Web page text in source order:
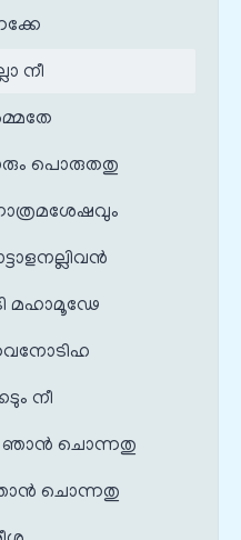
നീ
പൊരുതതു
മഹാമൂഢേ
നീ
ഞാൻ ചൊന്നതു
ചൊന്നതു